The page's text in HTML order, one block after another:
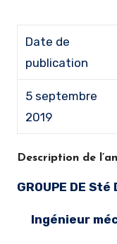
Date de
publication
5 septembre
2019
Description de
GROUPE DE Sté
Ingénieur